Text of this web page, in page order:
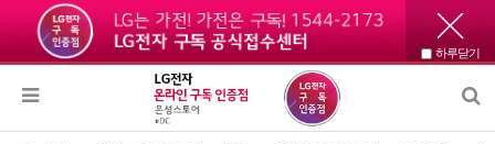
하루닫기